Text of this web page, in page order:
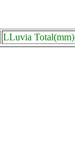
LLuvia Total(mm)